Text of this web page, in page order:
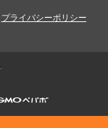
プライバシーポリシー